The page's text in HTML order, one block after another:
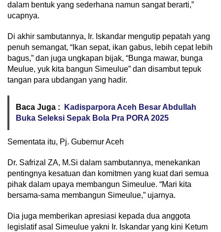
dalam bentuk yang sederhana namun sangat berarti,”
ucapnya.
Di akhir sambutannya, Ir. Iskandar mengutip pepatah yang
penuh semangat, “Ikan sepat, ikan gabus, lebih cepat lebih
bagus,” dan juga ungkapan bijak, “Bunga mawar, bunga
Meulue, yuk kita bangun Simeulue” dan disambut tepuk
tangan para ubdangan yang hadir.
Baca Juga :
Kadisparpora Aceh Besar Abdullah
Buka Seleksi Sepak Bola Pra PORA 2025
Sementata itu, Pj. Gubernur Aceh
Dr. Safrizal ZA, M.Si dalam sambutannya, menekankan
pentingnya kesatuan dan komitmen yang kuat dari semua
pihak dalam upaya membangun Simeulue. “Mari kita
bersama-sama membangun Simeulue,” ujarnya.
Dia juga memberikan apresiasi kepada dua anggota
legislatif asal Simeulue yakni Ir. Iskandar yang kini Ketum